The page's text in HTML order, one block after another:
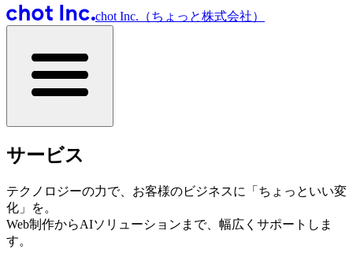
chot Inc.（ちょっと株式会社）
サービス
テクノロジーの力で、お客様のビジネスに「ちょっといい変
化」を。
Web制作からAIソリューションまで、幅広くサポートしま
す。